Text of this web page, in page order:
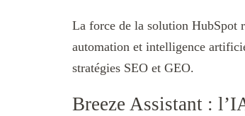
La force de la solution HubSpot
automation et intelligence
stratégies SEO et GEO.
Breeze Assistant :